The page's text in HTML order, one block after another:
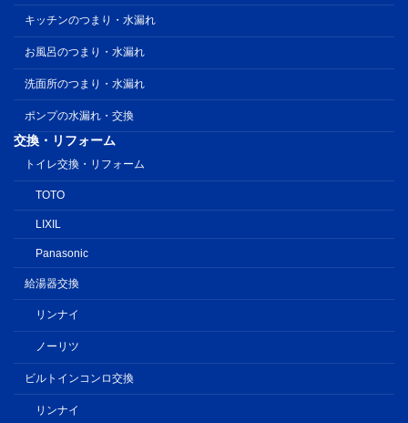
キッチンのつまり・水漏れ
お風呂のつまり・水漏れ
洗面所のつまり・水漏れ
ポンプの水漏れ・交換
交換・リフォーム
トイレ交換・リフォーム
TOTO
LIXIL
Panasonic
給湯器交換
リンナイ
ノーリツ
ビルトインコンロ交換
リンナイ